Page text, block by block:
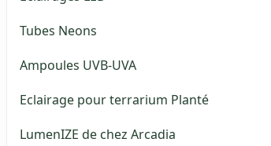
Tubes Neons
Ampoules UVB-UVA
Eclairage pour terrarium Planté
LumenIZE de chez Arcadia